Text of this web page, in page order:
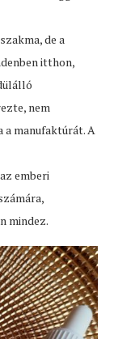
de a
itthon,
nem
a manufaktúrát. A
emberi
mindez.